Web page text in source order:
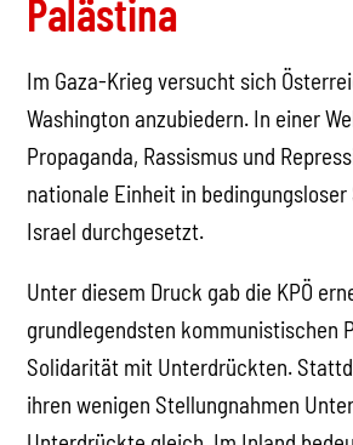
Palästina
Im Gaza-Krieg versucht sich
Washington anzubiedern. In einer
Propaganda, Rassismus und
nationale Einheit in
Israel durchgesetzt.
Unter diesem Druck gab die KPÖ
grundlegendsten kommunistischen
Solidarität mit Unterdrückten.
ihren wenigen Stellungnahmen